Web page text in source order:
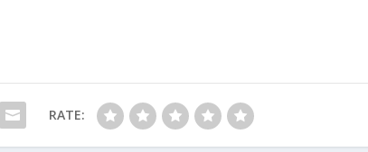
RATE: